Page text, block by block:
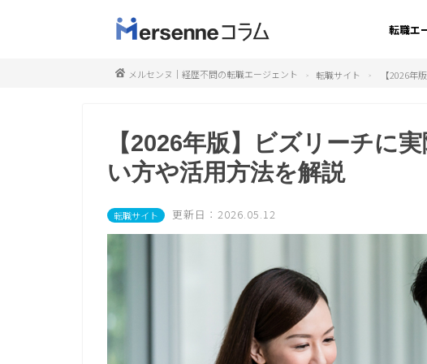
転職エ
メルセンヌ｜経歴不問の転職エージェント 転職サイト 【2026年
【2026年版】ビズリーチに
い方や活用方法を解説
転職サイト 更新日：2026.05.12